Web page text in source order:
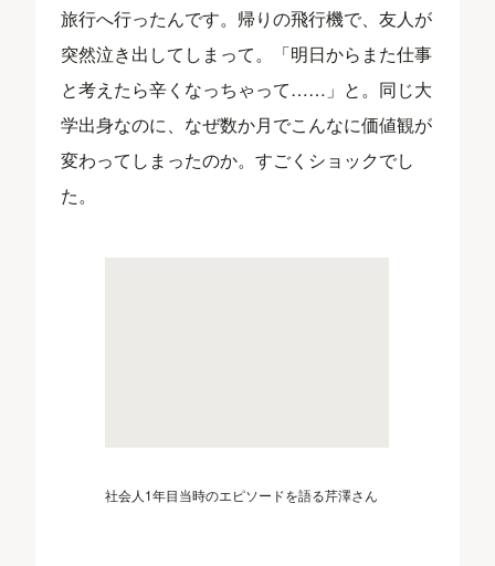
旅行へ行ったんです。帰りの飛行機で、友人が
突然泣き出してしまって。「明日からまた仕事
と考えたら辛くなっちゃって……」と。同じ大
学出身なのに、なぜ数か月でこんなに価値観が
変わってしまったのか。すごくショックでし
た。
社会人1年目当時のエピソードを語る芹澤さん